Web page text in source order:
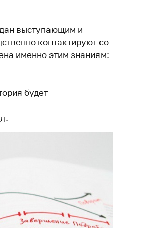
выступающим и
контактируют со
именно этим знаниям:
будет